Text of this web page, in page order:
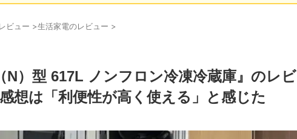
ビュー >生活家電のレビュー >
N）型 617L ノンフロン冷凍冷蔵庫』のレビ
想は「利便性が高く使える」と感じた